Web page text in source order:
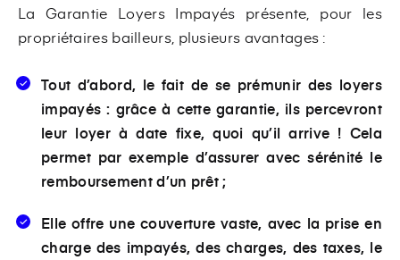
La Garantie Loyers Impayés présente, pour les
propriétaires bailleurs, plusieurs avantages :
Tout d’abord, le fait de se prémunir des loyers
impayés : grâce à cette garantie, ils percevront
leur loyer à date fixe, quoi qu’il arrive ! Cela
permet par exemple d’assurer avec sérénité le
remboursement d’un prêt ;
Elle offre une couverture vaste, avec la prise en
charge des impayés, des charges, des taxes, le